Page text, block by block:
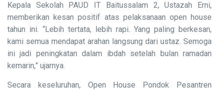
Kepala Sekolah PAUD IT Baitussalam 2, Ustazah Erni,
memberikan kesan positif atas pelaksanaan open house
tahun ini. “Lebih tertata, lebih rapi. Yang paling berkesan,
kami semua mendapat arahan langsung dari ustaz. Semoga
ini jadi peningkatan dalam ibdah setelah bulan ramadan
kemarin,” ujarnya.
Secara keseluruhan, Open House Pondok Pesantren